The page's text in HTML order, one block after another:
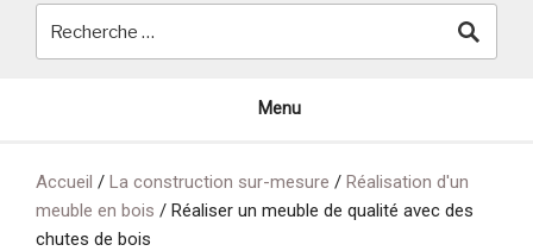
Menu
Accueil / La construction sur-mesure / Réalisation d'un
meuble en bois / Réaliser un meuble de qualité avec des
chutes de bois